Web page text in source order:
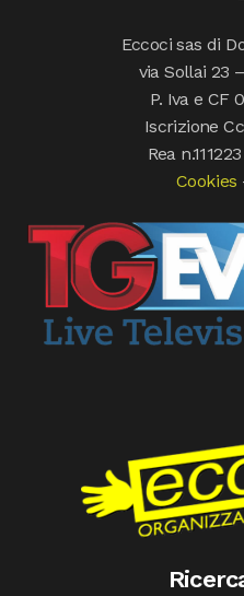
Eccoci sas di
via Sollai 23
P. Iva e CF
Iscrizione
Rea
Cookies